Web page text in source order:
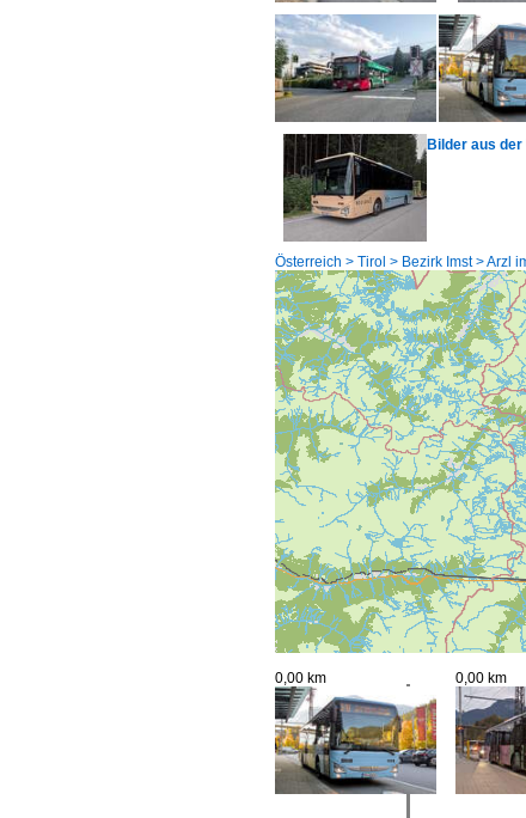
Bilder aus
Österreich > Tirol > Bezirk Imst > Arzl
0,00 km 0,00 km